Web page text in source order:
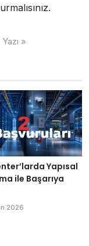
»
Yapısal
ile Başarıya
2026